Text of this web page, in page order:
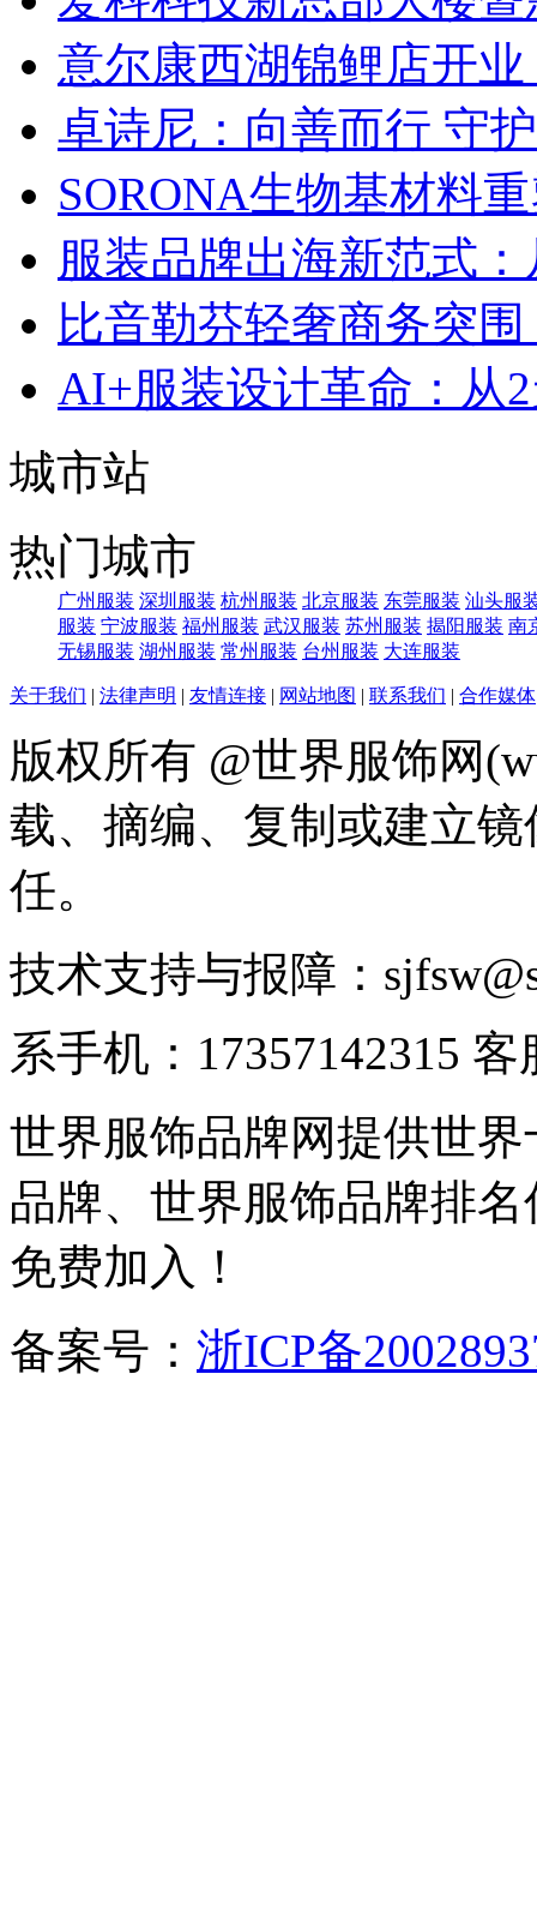
意尔康西湖锦鲤店开
卓诗尼：向善而行 守
SORONA生物基材料
服装品牌出海新范式
比音勒芬轻奢商务突
AI+服装设计革命：从
城市站
热门城市
广州服装 深圳服装 杭州服装 北京服装 东莞服装 汕头服
服装 宁波服装 福州服装 武汉服装 苏州服装 揭阳服装 南
无锡服装 湖州服装 常州服装 台州服装 大连服装
关于我们 | 法律声明 | 友情连接 | 网站地图 | 联系我们 | 合作媒体
版权所有 @世界服饰网
载、摘编、复制或建立
任。
技术支持与报障：
系手机：17357142315 客
世界服饰品牌网提供世
品牌、世界服饰品牌排
免费加入！
备案号： 浙ICP备